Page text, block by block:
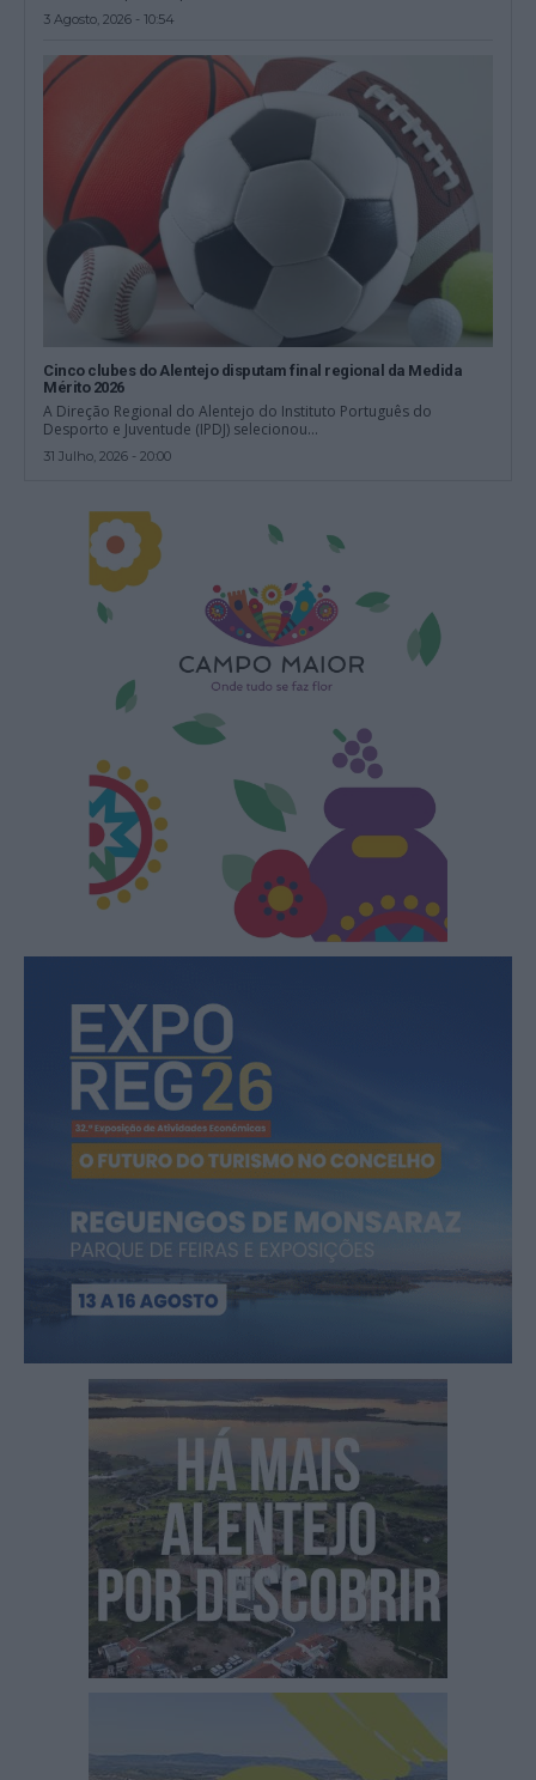
3 Agosto, 2026 - 10:54
Cinco clubes do Alentejo disputam final regional da Medida
Mérito 2026
A Direção Regional do Alentejo do Instituto Português do
Desporto e Juventude (IPDJ) selecionou...
31 Julho, 2026 - 20:00